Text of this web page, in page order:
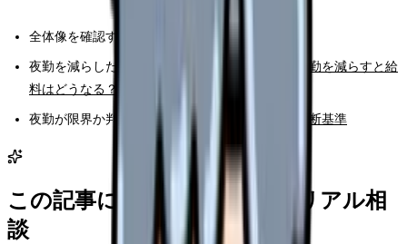
全体像を確認する：
夜勤を減らした時の収入を計算する：
看護師が夜勤を減らすと給
料はどうなる？
夜勤が限界か判断する： 夜勤がつらい看護師の判断基準
この記事に近い看護師さんのリアル相
談